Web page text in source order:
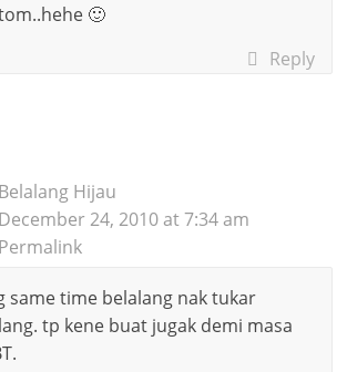
🙂
Reply
Belalang Hijau
December 24, 2010 at 7:34 am
Permalink
same time belalang nak tukar
tp kene buat jugak demi masa